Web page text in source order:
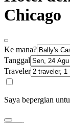
Chicago
Ke mana?
Tanggal
Traveler
Saya bepergian